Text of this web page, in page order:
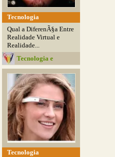
Tecnologia
Qual a DiferenÃ§a Entre
Realidade Virtual e
Realidade...
Tecnologia e
Programas
Tecnologia